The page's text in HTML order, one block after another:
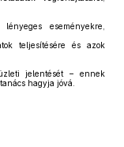
eseményekre,
teljesítésére és azok
jelentését – ennek
hagyja jóvá.